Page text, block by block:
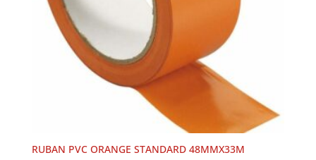
RUBAN PVC ORANGE STANDARD 48MMX33M